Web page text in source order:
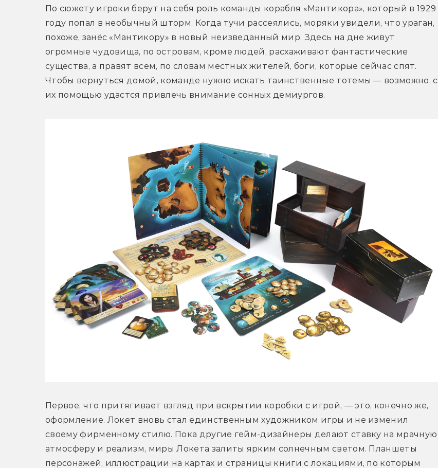
По сюжету игроки берут на себя роль команды корабля «Мантикора», который в 1929
году попал в необычный шторм. Когда тучи рассеялись, моряки увидели, что ураган,
похоже, занёс «Мантикору» в новый неизведанный мир. Здесь на дне живут
огромные чудовища, по островам, кроме людей, расхаживают фантастические
существа, а правят всем, по словам местных жителей, боги, которые сейчас спят.
Чтобы вернуться домой, команде нужно искать таинственные тотемы — возможно, с
их помощью удастся привлечь внимание сонных демиургов.
Первое, что притягивает взгляд при вскрытии коробки с игрой, — это, конечно же,
оформление. Локет вновь стал единственным художником игры и не изменил
своему фирменному стилю. Пока другие гейм-дизайнеры делают ставку на мрачную
атмосферу и реализм, миры Локета залиты ярким солнечным светом. Планшеты
персонажей, иллюстрации на картах и страницы книги с локациями, по которым